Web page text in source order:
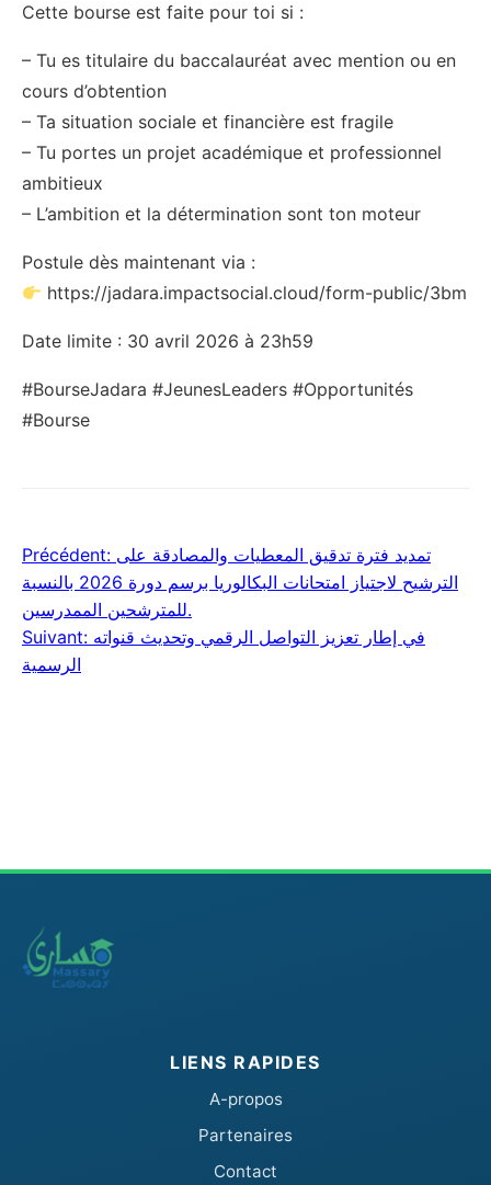
Cette bourse est faite pour toi si :
– Tu es titulaire du baccalauréat avec mention ou en
cours d’obtention
– Ta situation sociale et financière est fragile
– Tu portes un projet académique et professionnel
ambitieux
– L’ambition et la détermination sont ton moteur
Postule dès maintenant via :
https://jadara.impactsocial.cloud/form-public/3bm
Date limite : 30 avril 2026 à 23h59
#BourseJadara #JeunesLeaders #Opportunités
#Bourse
Navigation
de
l’article
Précédent: تمديد فترة تدقيق المعطيات والمصادقة على
الترشيح لاجتياز امتحانات البكالوريا برسم دورة 2026 بالنسبة
للمترشحين الممدرسين.
Suivant: في إطار تعزيز التواصل الرقمي وتحديث قنواته
الرسمية
LIENS RAPIDES
A-propos
Partenaires
Contact